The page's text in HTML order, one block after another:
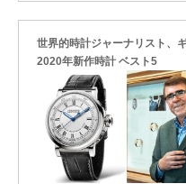
世界的時計ジャーナリスト、
2020年新作時計 ベスト5